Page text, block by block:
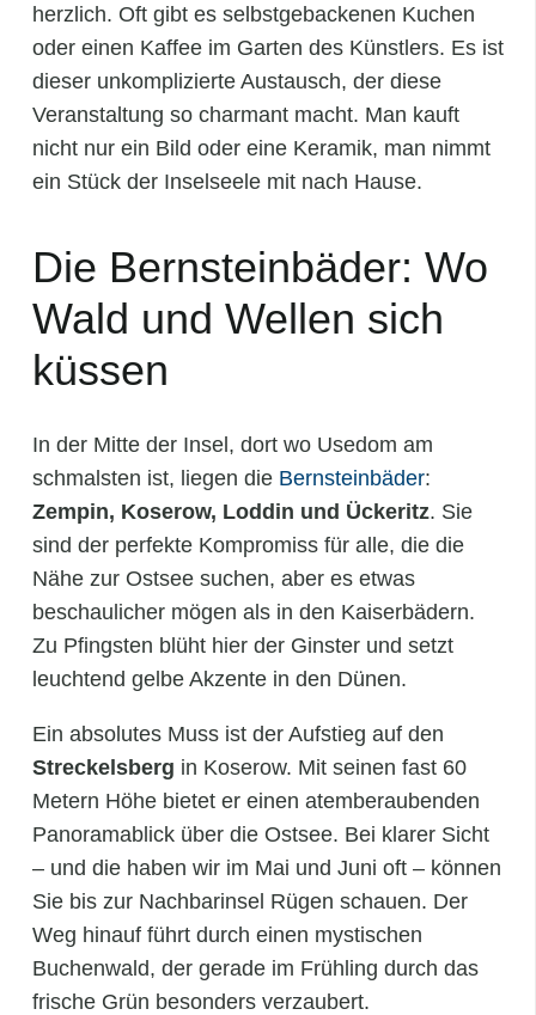
herzlich. Oft gibt es selbstgebackenen Kuchen
oder einen Kaffee im Garten des Künstlers. Es ist
dieser unkomplizierte Austausch, der diese
Veranstaltung so charmant macht. Man kauft
nicht nur ein Bild oder eine Keramik, man nimmt
ein Stück der Inselseele mit nach Hause.
Die Bernsteinbäder: Wo
Wald und Wellen sich
küssen
In der Mitte der Insel, dort wo Usedom am
schmalsten ist, liegen die Bernsteinbäder:
Zempin, Koserow, Loddin und Ückeritz. Sie
sind der perfekte Kompromiss für alle, die die
Nähe zur Ostsee suchen, aber es etwas
beschaulicher mögen als in den Kaiserbädern.
Zu Pfingsten blüht hier der Ginster und setzt
leuchtend gelbe Akzente in den Dünen.
Ein absolutes Muss ist der Aufstieg auf den
Streckelsberg in Koserow. Mit seinen fast 60
Metern Höhe bietet er einen atemberaubenden
Panoramablick über die Ostsee. Bei klarer Sicht
– und die haben wir im Mai und Juni oft – können
Sie bis zur Nachbarinsel Rügen schauen. Der
Weg hinauf führt durch einen mystischen
Buchenwald, der gerade im Frühling durch das
frische Grün besonders verzaubert.